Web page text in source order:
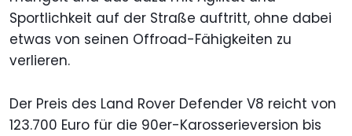
Sportlichkeit auf der Straße auftritt, ohne dabei
etwas von seinen Offroad-Fähigkeiten zu
verlieren.
Der Preis des Land Rover Defender V8 reicht von
123.700 Euro für die 90er-Karosserieversion bis